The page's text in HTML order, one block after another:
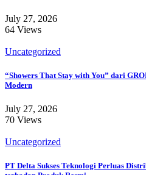
July 27, 2026
64 Views
Uncategorized
“Showers That Stay with You” dari
Modern
July 27, 2026
70 Views
Uncategorized
PT Delta Sukses Teknologi Perluas